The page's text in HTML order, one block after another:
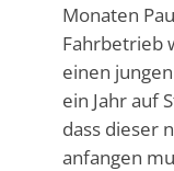
Monaten
Fahrbetrieb
einen
ein Jahr auf
dass dieser
anfangen